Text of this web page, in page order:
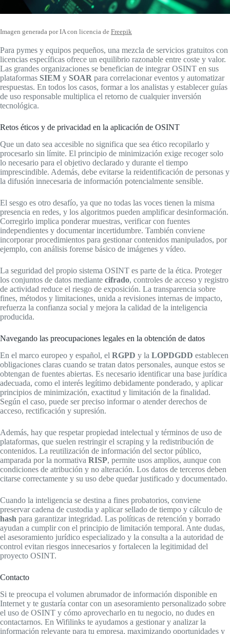
Imagen generada por IA con licencia de Freepik
Para pymes y equipos pequeños, una mezcla de servicios gratuitos con
licencias específicas ofrece un equilibrio razonable entre coste y valor.
Las grandes organizaciones se benefician de integrar OSINT en sus
plataformas SIEM y SOAR para correlacionar eventos y automatizar
respuestas. En todos los casos, formar a los analistas y establecer guías
de uso responsable multiplica el retorno de cualquier inversión
tecnológica.
Retos éticos y de privacidad en la aplicación de OSINT
Que un dato sea accesible no significa que sea ético recopilarlo y
procesarlo sin límite. El principio de minimización exige recoger solo
lo necesario para el objetivo declarado y durante el tiempo
imprescindible. Además, debe evitarse la reidentificación de personas y
la difusión innecesaria de información potencialmente sensible.
El sesgo es otro desafío, ya que no todas las voces tienen la misma
presencia en redes, y los algoritmos pueden amplificar desinformación.
Corregirlo implica ponderar muestras, verificar con fuentes
independientes y documentar incertidumbre. También conviene
incorporar procedimientos para gestionar contenidos manipulados, por
ejemplo, con análisis forense básico de imágenes y vídeo.
La seguridad del propio sistema OSINT es parte de la ética. Proteger
los conjuntos de datos mediante cifrado, controles de acceso y registro
de actividad reduce el riesgo de exposición. La transparencia sobre
fines, métodos y limitaciones, unida a revisiones internas de impacto,
refuerza la confianza social y mejora la calidad de la inteligencia
producida.
Navegando las preocupaciones legales en la obtención de datos
En el marco europeo y español, el RGPD y la LOPDGDD establecen
obligaciones claras cuando se tratan datos personales, aunque estos se
obtengan de fuentes abiertas. Es necesario identificar una base jurídica
adecuada, como el interés legítimo debidamente ponderado, y aplicar
principios de minimización, exactitud y limitación de la finalidad.
Según el caso, puede ser preciso informar o atender derechos de
acceso, rectificación y supresión.
Además, hay que respetar propiedad intelectual y términos de uso de
plataformas, que suelen restringir el scraping y la redistribución de
contenidos. La reutilización de información del sector público,
amparada por la normativa RISP, permite usos amplios, aunque con
condiciones de atribución y no alteración. Los datos de terceros deben
citarse correctamente y su uso debe quedar justificado y documentado.
Cuando la inteligencia se destina a fines probatorios, conviene
preservar cadena de custodia y aplicar sellado de tiempo y cálculo de
hash para garantizar integridad. Las políticas de retención y borrado
ayudan a cumplir con el principio de limitación temporal. Ante dudas,
el asesoramiento jurídico especializado y la consulta a la autoridad de
control evitan riesgos innecesarios y fortalecen la legitimidad del
proyecto OSINT.
Contacto
Si te preocupa el volumen abrumador de información disponible en
Internet y te gustaría contar con un asesoramiento personalizado sobre
el uso de OSINT y cómo aprovecharlo en tu negocio, no dudes en
contactarnos. En Wifilinks te ayudamos a gestionar y analizar la
información relevante para tu empresa, maximizando oportunidades y